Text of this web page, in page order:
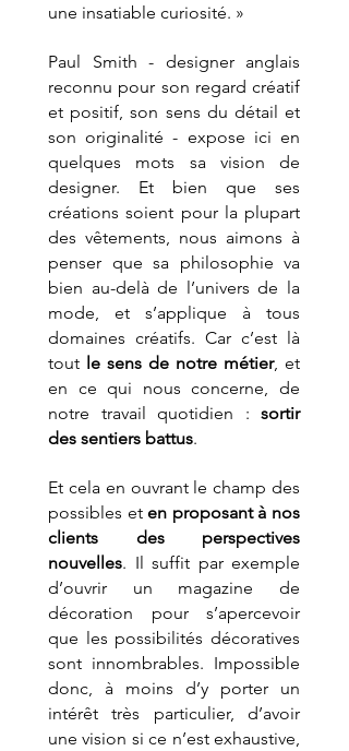
une insatiable curiosité. »
Paul Smith - designer anglais
reconnu pour son regard créatif
et positif, son sens du détail et
son originalité - expose ici en
quelques mots sa vision de
designer. Et bien que ses
créations soient pour la plupart
des vêtements, nous aimons à
penser que sa philosophie va
bien au-delà de l’univers de la
mode, et s’applique à tous
domaines créatifs. Car c’est là
tout le sens de notre métier, et
en ce qui nous concerne, de
notre travail quotidien : sortir
des sentiers battus.
Et cela en ouvrant le champ des
possibles et en proposant à nos
clients des perspectives
nouvelles. Il suffit par exemple
d’ouvrir un magazine de
décoration pour s’apercevoir
que les possibilités décoratives
sont innombrables. Impossible
donc, à moins d’y porter un
intérêt très particulier, d’avoir
une vision si ce n’est exhaustive,